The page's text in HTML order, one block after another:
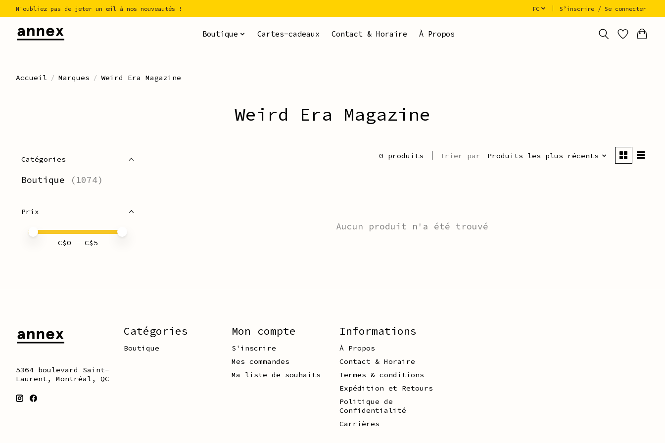
N'oubliez pas de jeter un œil à nos nouveautés ! FC S’inscrire / Se connecter
Boutique Cartes-cadeaux Contact & Horaire À Propos
Accueil / Marques / Weird Era Magazine
Weird Era Magazine
Catégories
Boutique (1074)
Prix
Prix minimum
Price maximum value
C$0 - C$5
0 produits Trier par Produits les plus récents
Aucun produit n'a été trouvé
5364 boulevard Saint-
Laurent, Montréal, QC
Catégories
Boutique
Mon compte
S'inscrire
Mes commandes
Ma liste de souhaits
Informations
À Propos
Contact & Horaire
Termes & conditions
Expédition et Retours
Politique de
Confidentialité
Carrières